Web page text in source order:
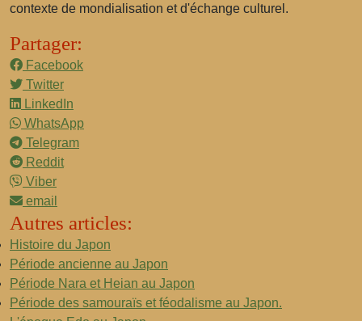
contexte de mondialisation et d'échange culturel.
Partager:
Facebook
Twitter
LinkedIn
WhatsApp
Telegram
Reddit
Viber
email
Autres articles:
Histoire du Japon
Période ancienne au Japon
Période Nara et Heian au Japon
Période des samouraïs et féodalisme au Japon.